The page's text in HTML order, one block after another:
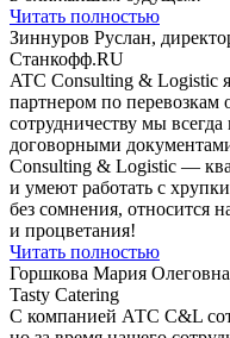
Читать полностью
Зиннуров Руслан,
Станкофф.RU
ATC Consulting & Logistic
партнером по перевозкам
сотрудничеству мы
договорными
Consulting & Logistic —
и умеют работать с
без сомнения, относится
и процветания!
Читать полностью
Горшкова Мария
Tasty Catering
С компанией АТС С&L